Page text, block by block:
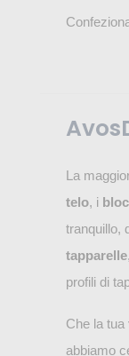
La
telo, i
tranquillo,
tapparelle
profili di
Che la tua
abbiamo